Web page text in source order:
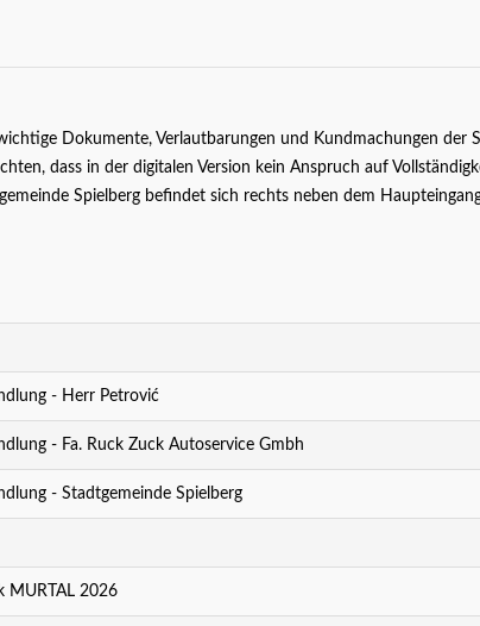
Dokumente, Verlautbarungen und Kundmachungen der
dass in der digitalen Version kein Anspruch auf
Spielberg befindet sich rechts neben dem
- Herr Petrović
- Fa. Ruck Zuck Autoservice Gmbh
- Stadtgemeinde Spielberg
MURTAL 2026